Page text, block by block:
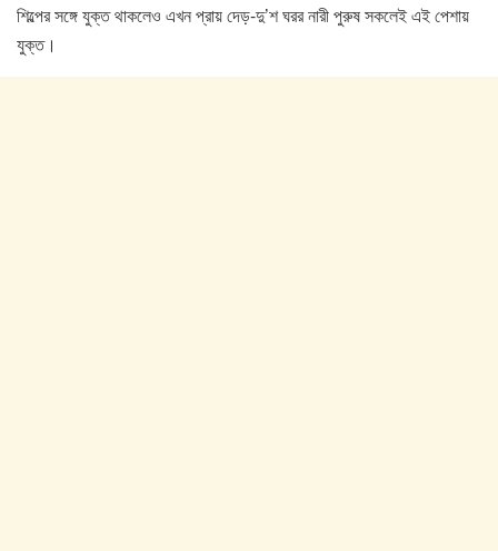
শিল্পের সঙ্গে যুক্ত থাকলেও এখন প্রায় দেড়-দু’শ ঘরর নারী পুরুষ সকলেই এই পেশায়
যুক্ত।